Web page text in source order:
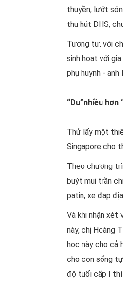
thuyền, lướt
thu hút DHS,
Tương tự, với
sinh hoạt với
phụ huynh -
“Du”nhiều hơn
Thử lấy một
Singapore cho
Theo chương
buýt mui trần
patin, xe đạp
Và khi nhận xét
này, chị Hoàng
học này cho cả
cho con sống
độ tuổi cấp I thì